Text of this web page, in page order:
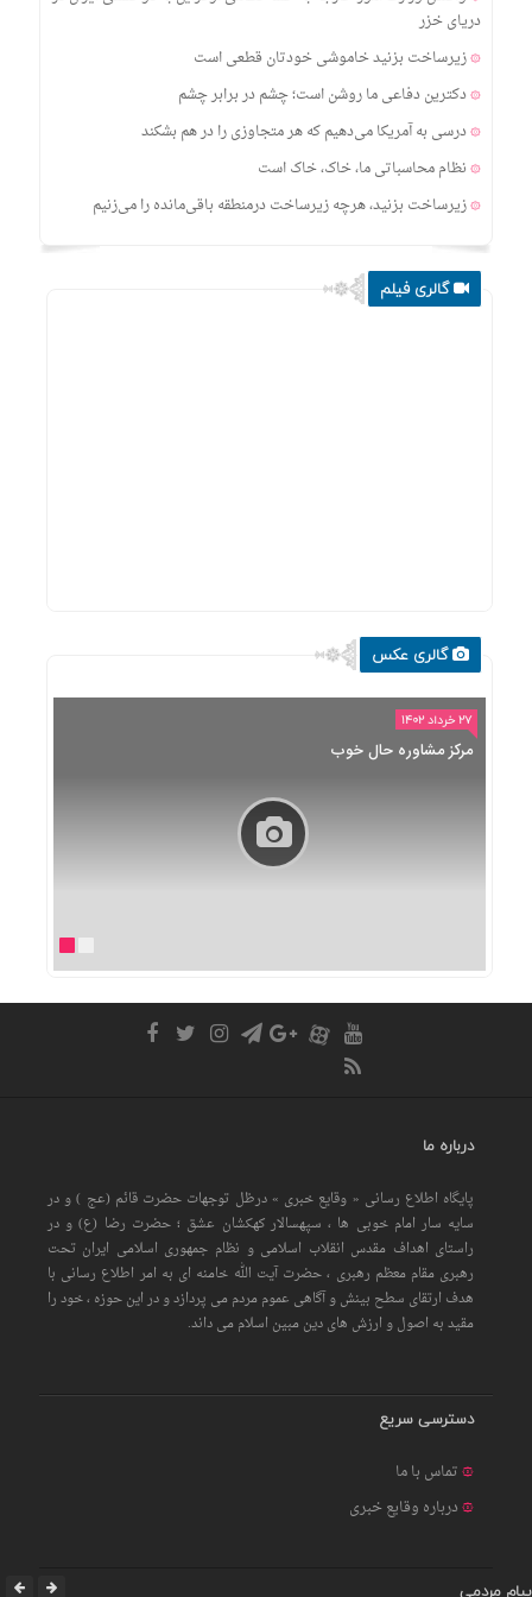
ادامه دارد
فعالیت مهد‌های کودک، مدارس و دانشگاه‌ها غیرحضوری شد
تغییرات جدید در باشگاه شمس آذر
دریای خزر
زیرساخت بزنید خاموشی خودتان قطعی است
دکترین دفاعی ما روشن است؛ چشم در برابر چشم
درسی به آمریکا می‌دهیم که هر متجاوزی را در هم بشکند
نظام محاسباتی ما، خاک، خاک است
زیرساخت بزنید، هرچه زیرساخت درمنطقه باقی‌مانده را می‌زنیم
پاسخ تجاوز ارتش تروریستی آمریکا به ایرانشهر را خواهیم داد
به آمریکا اجازه دخالت در تنگه هرمز را نمی‌دهیم
ثبت‌نام در سامانه سماح و بیمه برای حضور در مراسم اربعین الزامیست
گالری فیلم
گالری عکس
۲۷ خرداد ۱۴۰۲
مرکز مشاوره حال خوب
درباره ما
پایگاه اطلاع رسانی « وقایع خبری » درظل توجهات حضرت قائم (عج ) و در
سایه سار امام خوبی ها ، سپهسالار کهکشان عشق ؛ حضرت رضا (ع) و در
راستای اهداف مقدس انقلاب اسلامی و نظام جمهوری اسلامی ایران تحت
رهبری مقام معظم رهبری ، حضرت آیت الله خامنه ای به امر اطلاع رسانی با
هدف ارتقای سطح بینش و آگاهی عموم مردم می پردازد و در این حوزه ، خود را
مقید به اصول و ارزش های دین مبین اسلام می داند.
دسترسی سریع
تماس با ما
درباره وقایع خبری
پیام مردمی